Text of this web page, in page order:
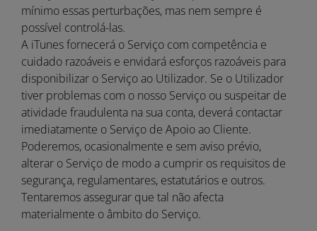
mínimo essas perturbações, mas nem sempre é
possível controlá-las.
A iTunes fornecerá o Serviço com competência e
cuidado razoáveis e envidará esforços razoáveis para
disponibilizar o Serviço ao Utilizador. Se o Utilizador
tiver problemas com o nosso Serviço ou suspeitar de
atividade fraudulenta na sua conta, deverá contactar
imediatamente o Serviço de Apoio ao Cliente.
Poderemos, ocasionalmente e sem aviso prévio,
alterar o Serviço de modo a cumprir os requisitos de
segurança, regulamentares, estatutários e outros.
Tentaremos assegurar que tal não afecta
materialmente o âmbito do Serviço.